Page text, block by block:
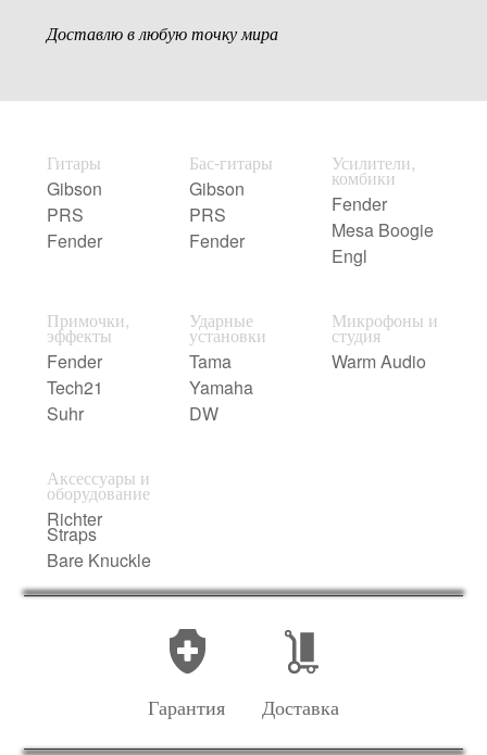
Доставлю в любую точку мира
Гитары
Gibson
PRS
Fender
Бас-гитары
Gibson
PRS
Fender
Усилители,
комбики
Fender
Mesa Boogie
Engl
Примочки,
эффекты
Fender
Tech21
Suhr
Ударные
установки
Tama
Yamaha
DW
Микрофоны и
студия
Warm Audio
Аксессуары и
оборудование
Richter
Straps
Bare Knuckle
Гарантия Доставка